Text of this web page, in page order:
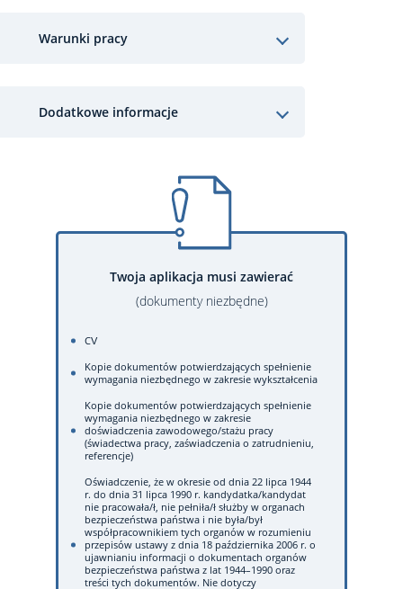
Warunki pracy
Dodatkowe informacje
Twoja aplikacja musi zawierać
(dokumenty niezbędne)
CV
Kopie dokumentów potwierdzających spełnienie
wymagania niezbędnego w zakresie wykształcenia
Kopie dokumentów potwierdzających spełnienie
wymagania niezbędnego w zakresie
doświadczenia zawodowego/stażu pracy
(świadectwa pracy, zaświadczenia o zatrudnieniu,
referencje)
Oświadczenie, że w okresie od dnia 22 lipca 1944
r. do dnia 31 lipca 1990 r. kandydatka/kandydat
nie pracowała/ł, nie pełniła/ł służby w organach
bezpieczeństwa państwa i nie była/był
współpracownikiem tych organów w rozumieniu
przepisów ustawy z dnia 18 października 2006 r. o
ujawnianiu informacji o dokumentach organów
bezpieczeństwa państwa z lat 1944–1990 oraz
treści tych dokumentów. Nie dotyczy